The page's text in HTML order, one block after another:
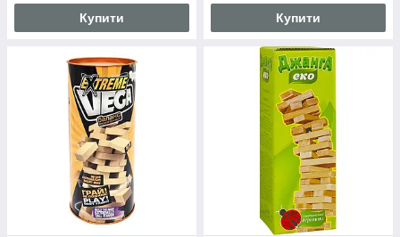
Купити Купити